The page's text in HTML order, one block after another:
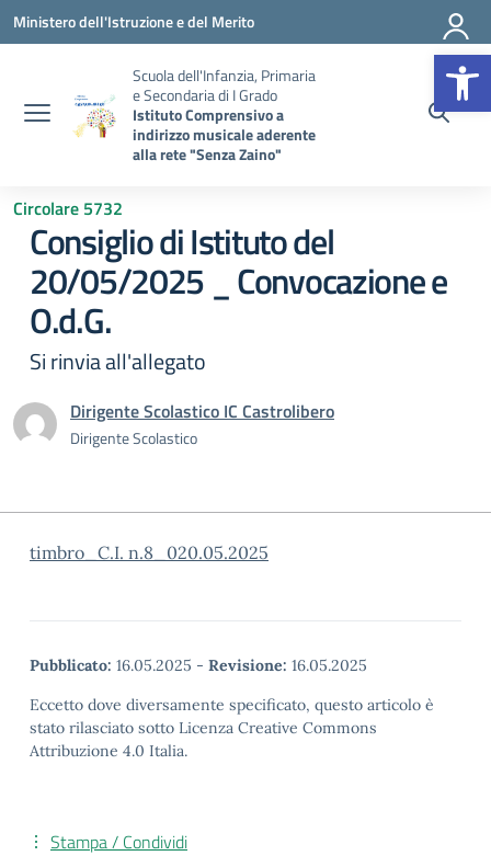
Vai ai contenuti
Vai al menu di navigazione
Vai al footer
Ministero dell'Istruzione e del Merito
Scuola dell'Infanzia, Primaria
e Secondaria di I Grado
Istituto Comprensivo a
indirizzo musicale aderente
alla rete "Senza Zaino"
Circolare 5732
Consiglio di Istituto del
20/05/2025 _ Convocazione e
O.d.G.
Si rinvia all'allegato
Dirigente Scolastico IC Castrolibero
Dirigente Scolastico
timbro_C.I. n.8_020.05.2025
Pubblicato: 16.05.2025 - Revisione: 16.05.2025
Eccetto dove diversamente specificato, questo articolo è
stato rilasciato sotto Licenza Creative Commons
Attribuzione 4.0 Italia.
Stampa / Condividi